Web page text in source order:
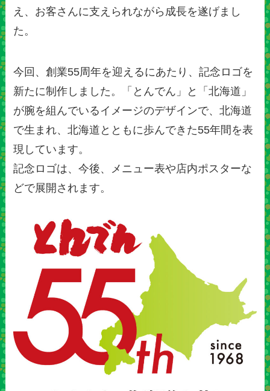
え、お客さんに支えられながら成長を遂げまし
た。
今回、創業55周年を迎えるにあたり、記念ロゴを
新たに制作しました。「とんでん」と「北海道」
が腕を組んでいるイメージのデザインで、北海道
で生まれ、北海道とともに歩んできた55年間を表
現しています。
記念ロゴは、今後、メニュー表や店内ポスターな
どで展開されます。